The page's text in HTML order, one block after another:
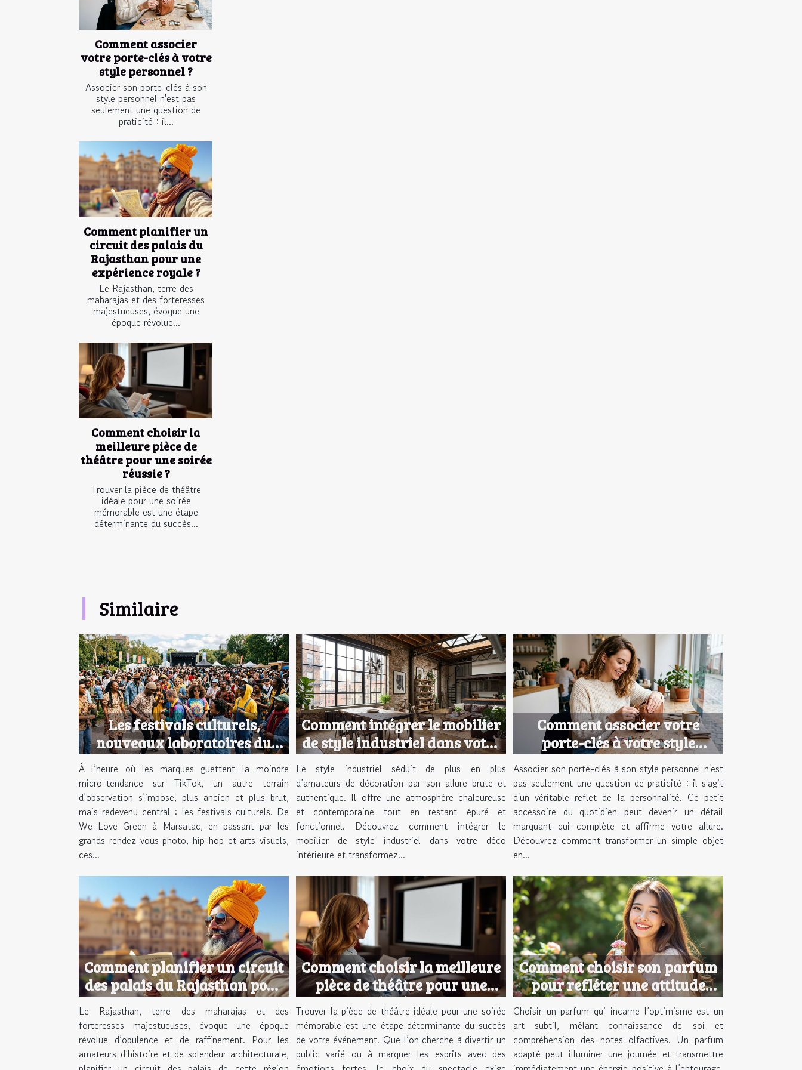
Comment associer
votre porte-clés à votre
style personnel ?
Associer son porte-clés à son
style personnel n'est pas
seulement une question de
praticité : il...
Comment planifier un
circuit des palais du
Rajasthan pour une
expérience royale ?
Le Rajasthan, terre des
maharajas et des forteresses
majestueuses, évoque une
époque révolue...
Comment choisir la
meilleure pièce de
théâtre pour une soirée
réussie ?
Trouver la pièce de théâtre
idéale pour une soirée
mémorable est une étape
déterminante du succès...
Similaire
Les festivals culturels,
nouveaux laboratoires du
style urbain
À l’heure où les marques guettent la moindre
micro-tendance sur TikTok, un autre terrain
d’observation s’impose, plus ancien et plus brut,
mais redevenu central : les festivals culturels. De
We Love Green à Marsatac, en passant par les
grands rendez-vous photo, hip-hop et arts visuels,
ces...
Comment intégrer le mobilier
de style industriel dans votre
déco intérieure ?
Le style industriel séduit de plus en plus
d’amateurs de décoration par son allure brute et
authentique. Il offre une atmosphère chaleureuse
et contemporaine tout en restant épuré et
fonctionnel. Découvrez comment intégrer le
mobilier de style industriel dans votre déco
intérieure et transformez...
Comment associer votre
porte-clés à votre style
personnel ?
Associer son porte-clés à son style personnel n'est
pas seulement une question de praticité : il s'agit
d'un véritable reflet de la personnalité. Ce petit
accessoire du quotidien peut devenir un détail
marquant qui complète et affirme votre allure.
Découvrez comment transformer un simple objet
en...
Comment planifier un circuit
des palais du Rajasthan pour
une expérience royale ?
Le Rajasthan, terre des maharajas et des
forteresses majestueuses, évoque une époque
révolue d’opulence et de raffinement. Pour les
amateurs d’histoire et de splendeur architecturale,
Comment choisir la meilleure
pièce de théâtre pour une
soirée réussie ?
Trouver la pièce de théâtre idéale pour une soirée
mémorable est une étape déterminante du succès
de votre événement. Que l’on cherche à divertir un
public varié ou à marquer les esprits avec des
Comment choisir son parfum
pour refléter une attitude
optimiste ?
Choisir un parfum qui incarne l’optimisme est un
art subtil, mêlant connaissance de soi et
compréhension des notes olfactives. Un parfum
adapté peut illuminer une journée et transmettre